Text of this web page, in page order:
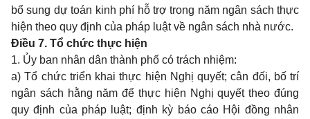
bổ sung dự toán kinh phí hỗ trợ trong năm ngân sách thực
hiện theo quy định của pháp luật về ngân sách nhà nước.
Điều 7. Tổ chức thực hiện
1. Ủy ban nhân dân thành phố có trách nhiệm:
a) Tổ chức triển khai thực hiện Nghị quyết; cân đối, bố trí
ngân sách hằng năm để thực hiện Nghị quyết theo đúng
quy định của pháp luật; định kỳ báo cáo Hội đồng nhân